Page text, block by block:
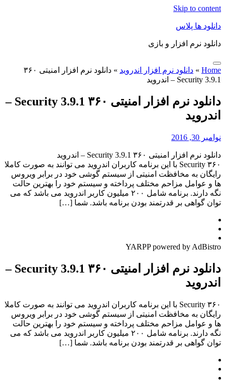
Skip to content
دانلود ها پلاس
دانلود نرم افزار و بازی
Home
» دانلود نرم افزار اندروید »
دانلود نرم افزار امنیتی ۳۶۰
Security 3.9.1 – اندروید
دانلود نرم افزار امنیتی ۳۶۰ Security 3.9.1 –
اندروید
نوامبر 30, 2016
دانلود نرم افزار امنیتی ۳۶۰ Security 3.9.1 – اندروید
۳۶۰ Security با این برنامه کاربران اندروید می توانند به صورت کاملا
رایگان به مخافظت امنیتی از سیستم گوشی خود در برابر ویروس
ها و عوامل مزاحم مختلف پرداخته و سیستم خود را بهترین حالت
نگه دارند. برنامه شامل ۲۰۰ میلیون کاربر اندروید می باشد که می
توان گواهی بر قدرتمند بودن برنامه باشد. شما […]
YARPP powered by AdBistro
دانلود نرم افزار امنیتی ۳۶۰ Security 3.9.1 –
اندروید
۳۶۰ Security با این برنامه کاربران اندروید می توانند به صورت کاملا
رایگان به مخافظت امنیتی از سیستم گوشی خود در برابر ویروس
ها و عوامل مزاحم مختلف پرداخته و سیستم خود را بهترین حالت
نگه دارند. برنامه شامل ۲۰۰ میلیون کاربر اندروید می باشد که می
توان گواهی بر قدرتمند بودن برنامه باشد. شما […]